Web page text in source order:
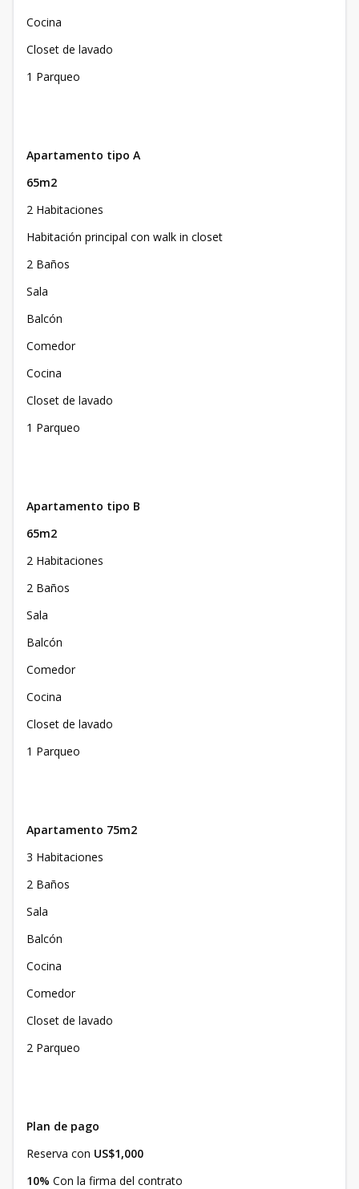
Cocina
Closet de lavado
1 Parqueo
Apartamento tipo A
65m2
2 Habitaciones
Habitación principal con walk in closet
2 Baños
Sala
Balcón
Comedor
Cocina
Closet de lavado
1 Parqueo
Apartamento tipo B
65m2
2 Habitaciones
2 Baños
Sala
Balcón
Comedor
Cocina
Closet de lavado
1 Parqueo
Apartamento 75m2
3 Habitaciones
2 Baños
Sala
Balcón
Cocina
Comedor
Closet de lavado
2 Parqueo
Plan de pago
Reserva con US$1,000
10% Con la firma del contrato